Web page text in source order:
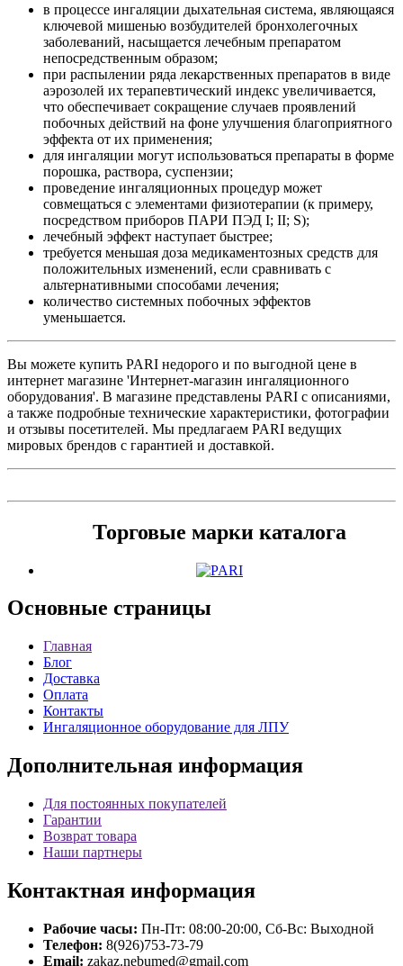
в процессе ингаляции дыхательная система, являющаяся
ключевой мишенью возбудителей бронхолегочных
заболеваний, насыщается лечебным препаратом
непосредственным образом;
при распылении ряда лекарственных препаратов в виде
аэрозолей их терапевтический индекс увеличивается,
что обеспечивает сокращение случаев проявлений
побочных действий на фоне улучшения благоприятного
эффекта от их применения;
для ингаляции могут использоваться препараты в форме
порошка, раствора, суспензии;
проведение ингаляционных процедур может
совмещаться с элементами физиотерапии (к примеру,
посредством приборов ПАРИ ПЭД I; II; S);
лечебный эффект наступает быстрее;
требуется меньшая доза медикаментозных средств для
положительных изменений, если сравнивать с
альтернативными способами лечения;
количество системных побочных эффектов
уменьшается.
Вы можете купить PARI недорого и по выгодной цене в
интернет магазине 'Интернет-магазин ингаляционного
оборудования'. В магазине представлены PARI с описаниями,
а также подробные технические характеристики, фотографии
и отзывы посетителей. Мы предлагаем PARI ведущих
мировых брендов с гарантией и доставкой.
Торговые марки каталога
Основные страницы
Главная
Блог
Доставка
Оплата
Контакты
Ингаляционное оборудование для ЛПУ
Дополнительная информация
Для постоянных покупателей
Гарантии
Возврат товара
Наши партнеры
Контактная информация
Рабочие часы: Пн-Пт: 08:00-20:00, Сб-Вс: Выходной
Телефон: 8(926)753-73-79
Email: zakaz.nebumed@gmail.com